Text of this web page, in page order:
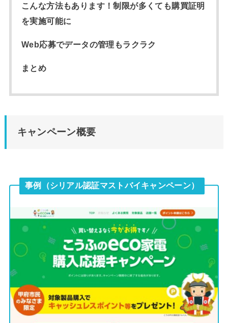
こんな方法もあります！制限が多くても購買証明
を実施可能に
Web応募でデータの管理もラクラク
まとめ
キャンペーン概要
事例（シリアル認証マストバイキャンペーン）